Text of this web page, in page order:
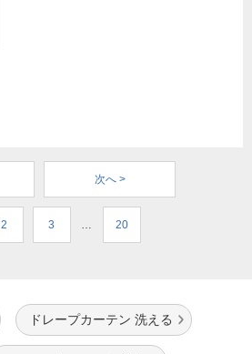
次へ >
2 3 … 20
ドレープカーテン 洗える